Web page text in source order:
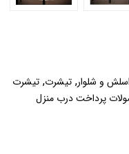
اسلش و شلوار, تیشرت, تیشرت
پرداخت درب منزل